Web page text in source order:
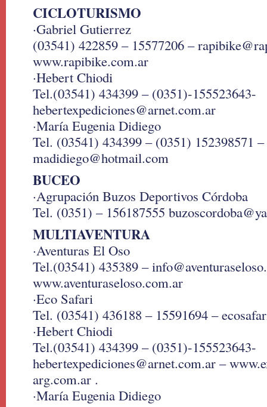
CICLOTURISMO
·Gabriel Gutierrez
(03541) 422859 – 15577206 –
www.rapibike.com.ar
·Hebert Chiodi
Tel.(03541) 434399 – (0351)-155523643-
hebertexpediciones@arnet.com.ar
·María Eugenia Didiego
Tel. (03541) 434399 – (0351) 152398571 –
madidiego@hotmail.com
BUCEO
·Agrupación Buzos Deportivos Córdoba
Tel. (0351) – 156187555
MULTIAVENTURA
·Aventuras El Oso
Tel.(03541) 435389 –
www.aventuraseloso.com.ar
·Eco Safari
Tel. (03541) 436188 – 15591694 –
·Hebert Chiodi
Tel.(03541) 434399 – (0351)-155523643-
hebertexpediciones@arnet.com.ar –
arg.com.ar .
·María Eugenia Didiego